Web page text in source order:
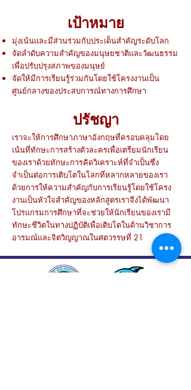
เป้าหมาย
มุ่งเน้นและมีส่วนร่วมกับประเด็นสำคัญระดับโลก
จัดลำดับความสำคัญของมนุษยชาติและวัฒนธรรม
เพื่อปรับปรุงสภาพของมนุษย์
จัดให้มีการเรียนรู้ร่วมกันโดยใช้โครงงานเป็น
ศูนย์กลางของประสบการณ์ทางการศึกษา
ปรัชญา
เราจะให้การศึกษาภาษาอังกฤษที่ครอบคลุมโดย
เน้นที่ทักษะการสร้างตัวละครเพื่อเตรียมนักเรียน
ของเราด้วยทักษะการคิดวิเคราะห์ที่จำเป็นซึ่ง
จำเป็นต่อการเติบโตในโลกที่หลากหลายของเรา
ด้วยการให้ความสำคัญกับการเรียนรู้โดยใช้โครง
งานเป็นหัวใจสำคัญของหลักสูตรเราจึงได้พัฒนา
โปรแกรมการศึกษาที่จะช่วยให้นักเรียนของเรามี
ทักษะชีวิตในทางปฏิบัติเพื่อเติบโตในด้านวิชาการ
อารมณ์และจิตวิญญาณในศตวรรษที่ 21